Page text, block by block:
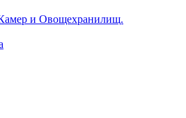
и Овощехранилищ.